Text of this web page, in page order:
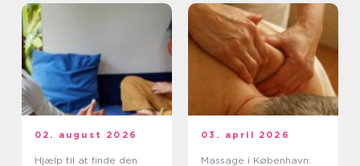
02. august 2026
Hjælp til at finde den
03. april 2026
Massage i København: